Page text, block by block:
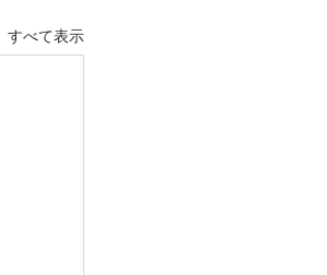
すべて表示